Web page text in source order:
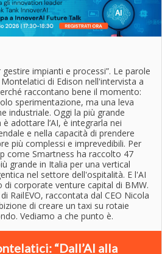
impianti e processi”. Le parole
di Edison nell'intervista a
raccontano bene il momento:
sperimentazione, ma una leva
industriale. Oggi la più grande
adottare l’AI, è integrarla nei
e nella capacità di prendere
più complessi e imprevedibili. Per
come Smartness ha raccolto 47
grande in Italia per una vertical
nel settore dell'ospitalità. E l'AI
corporate venture capital di BMW.
RailEVO, raccontata dal CEO Nicola
di creare un taxi su rotaie
Vediamo a che punto è.
“Dall’AI alla